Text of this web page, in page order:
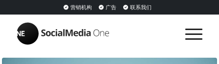
营销机构 广告 联系我们